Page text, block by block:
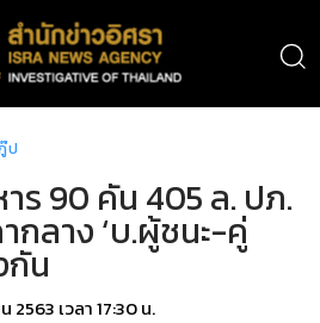
ป
ร 90 คัน 405 ล. ปภ.
กลาง ‘บ.ผู้ชนะ-คู่
กัน
เวลา 17:30 น.